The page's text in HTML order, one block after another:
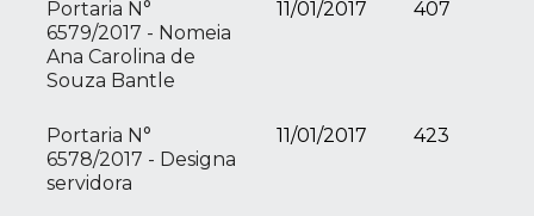
Portaria N°
6579/2017 - Nomeia
Ana Carolina de
Souza Bantle
11/01/2017 407
Portaria N°
6578/2017 - Designa
servidora
11/01/2017 423